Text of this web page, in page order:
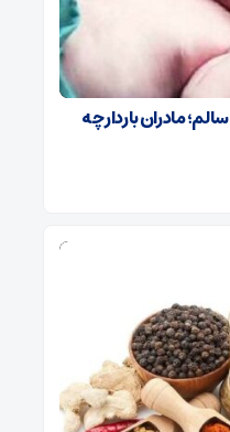
مادران باردار چه